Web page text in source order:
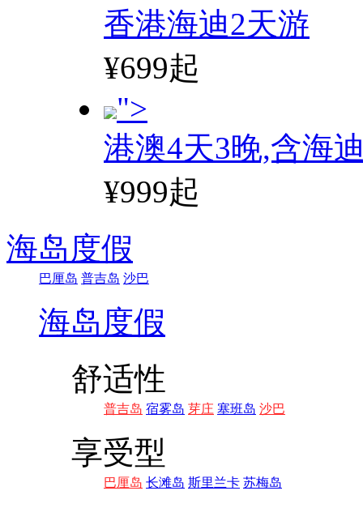
香港海迪2天游
¥699起
">
港澳4天3晚,含海
¥999起
海岛度假
巴厘岛 普吉岛 沙巴
海岛度假
舒适性
普吉岛 宿雾岛 芽庄 塞班岛 沙巴
享受型
巴厘岛 长滩岛 斯里兰卡 苏梅岛